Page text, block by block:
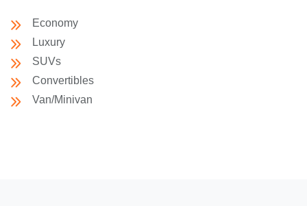
Economy
Luxury
SUVs
Convertibles
Van/Minivan